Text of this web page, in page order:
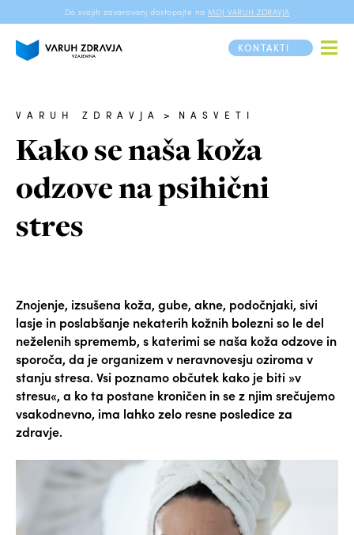
Do svojih zavarovanj dostopajte na MOJ VARUH ZDRAVJA
KONTAKTI
VARUH ZDRAVJA > NASVETI
Kako se naša koža
odzove na psihični
stres
Znojenje, izsušena koža, gube, akne, podočnjaki, sivi
lasje in poslabšanje nekaterih kožnih bolezni so le del
neželenih sprememb, s katerimi se naša koža odzove in
sporoča, da je organizem v neravnovesju oziroma v
stanju stresa. Vsi poznamo občutek kako je biti »v
stresu«, a ko ta postane kroničen in se z njim srečujemo
vsakodnevno, ima lahko zelo resne posledice za
zdravje.